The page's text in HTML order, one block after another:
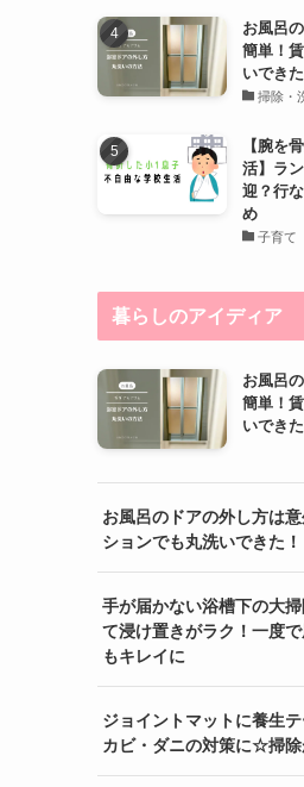
お風呂
簡単！
いできた
掃除・
【腕を
活】ラ
迎？行
め
子育て
暮らしのアイディア
お風呂
簡単！
いできた
お風呂のドアの外し方は
ションでも丸洗いできた！
手が届かない浴槽下の大
て浸け置きがラク！一度
もキレイに
ジョイントマットに養生
カビ・ダニの対策に☆掃除